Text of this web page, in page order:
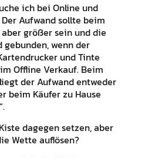
ich bei Online und
Aufwand sollte beim
größer sein und die
wenn der
und Tinte
Offline Verkauf. Beim
der Aufwand entweder
beim Käufer zu Hause
dagegen setzen, aber
Wette auflösen?